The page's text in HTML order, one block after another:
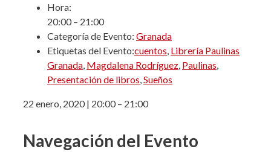
Hora:
20:00 – 21:00
Categoría de Evento: Granada
Etiquetas del Evento:cuentos, Librería Paulinas
Granada, Magdalena Rodríguez, Paulinas,
Presentación de libros,Sueños
22 enero, 2020| 20:00– 21:00
Navegación del Evento